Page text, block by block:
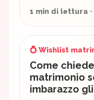
1 min di lettura
💍 Wishlist
Come
matrimonio
imbarazzo